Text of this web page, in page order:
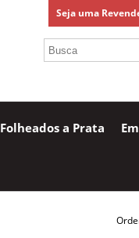
Seja uma
Folheados a Prata